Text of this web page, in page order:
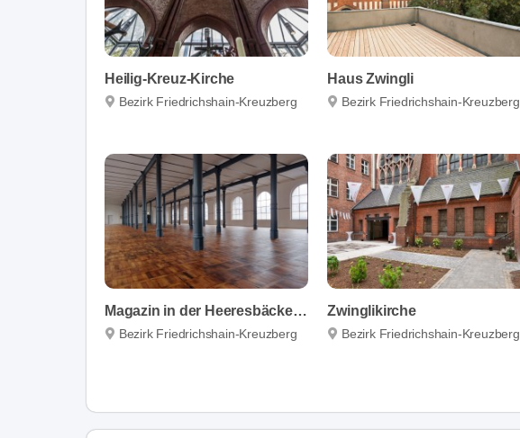
Heilig-Kreuz-Kirche
Bezirk Friedrichshain-Kreuzberg
Haus Zwingli
Bezirk Friedrichshain-Kreuzberg
Magazin in der Heeresbäckerei
Bezirk Friedrichshain-Kreuzberg
Zwinglikirche
Bezirk Friedrichshain-Kreuzberg